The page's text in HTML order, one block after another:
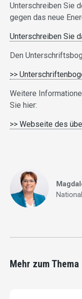
Unterschreiben Sie
gegen das neue
Unterschreiben Sie
Den
>>
Weitere
Sie hier:
>> Webseite des
Mehr zum Thema